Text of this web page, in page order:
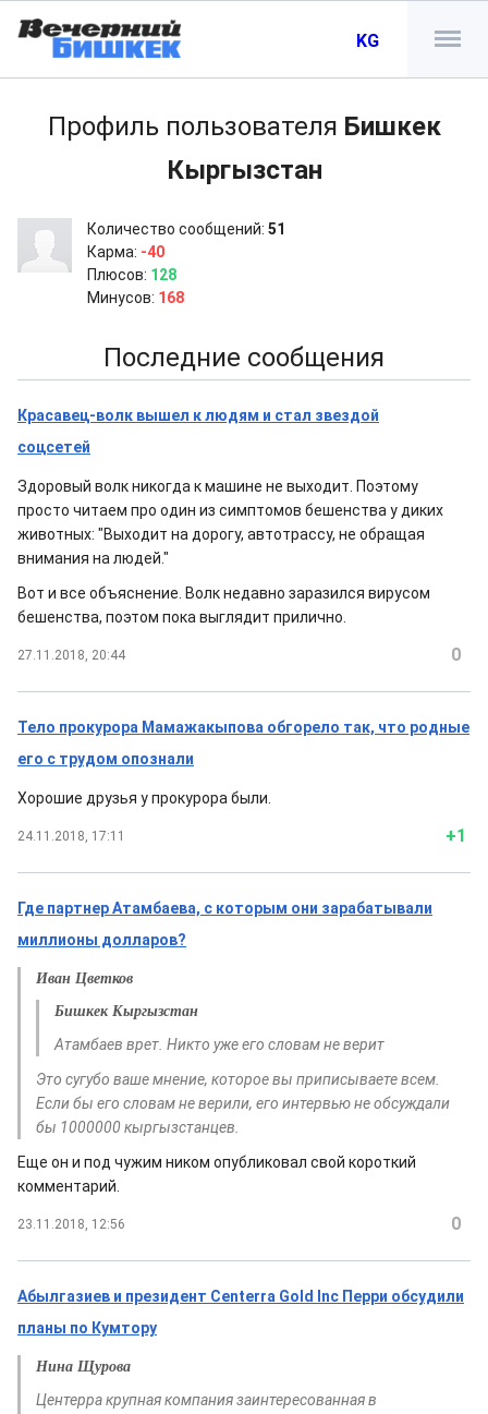
KG
Профиль пользователя Бишкек
Кыргызстан
Количество сообщений: 51
Карма: -40
Плюсов: 128
Минусов: 168
Последние сообщения
Красавец-волк вышел к людям и стал звездой
соцсетей
Здоровый волк никогда к машине не выходит. Поэтому
просто читаем про один из симптомов бешенства у диких
животных: "Выходит на дорогу, автотрассу, не обращая
внимания на людей."
Вот и все объяснение. Волк недавно заразился вирусом
бешенства, поэтом пока выглядит прилично.
27.11.2018, 20:44 0
Тело прокурора Мамажакыпова обгорело так, что родные
его с трудом опознали
Хорошие друзья у прокурора были.
24.11.2018, 17:11 +1
Где партнер Атамбаева, с которым они зарабатывали
миллионы долларов?
Иван Цветков
Бишкек Кыргызстан
Атамбаев врет. Никто уже его словам не верит
Это сугубо ваше мнение, которое вы приписываете всем.
Если бы его словам не верили, его интервью не обсуждали
бы 1000000 кыргызстанцев.
Еще он и под чужим ником опубликовал свой короткий
комментарий.
23.11.2018, 12:56 0
Абылгазиев и президент Centerra Gold Inc Перри обсудили
планы по Кумтору
Нина Щурова
Центерра крупная компания заинтересованная в